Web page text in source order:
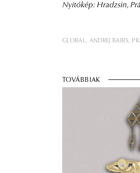
Nyitókép: Hradzsin,
GLOBAL ANDREJ BABIS
TOVÁBBIAK